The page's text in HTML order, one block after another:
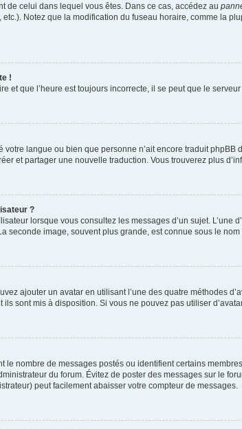
de celui dans lequel vous êtes. Dans ce cas, accédez au
Notez que la modification du fuseau horaire, comme la
!
et que l’heure est toujours incorrecte, il se peut que le
votre langue ou bien que personne n’ait encore traduit
et partager une nouvelle traduction. Vous trouverez plus
?
lorsque vous consultez les messages d’un sujet.
seconde image, souvent plus grande, est connue sous le
ajouter un avatar en utilisant l’une des quatre méthodes
sont mis à disposition. Si vous ne pouvez pas utiliser
le nombre de messages postés ou identifient certains
du forum. Évitez de poster des messages sur le
peut facilement abaisser votre compteur de messages.